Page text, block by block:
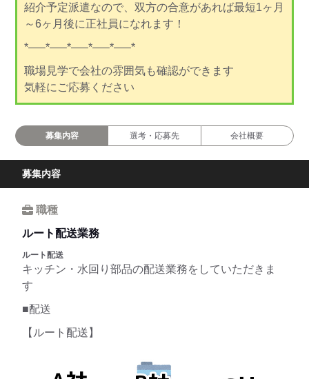
紹介予定派遣なので、双方の合意があれば最短1ヶ月
～6ヶ月後に正社員になれます！
*—–*—–*—–*—–*—–*
職場見学で会社の雰囲気も確認ができます
気軽にご応募ください
募集内容 選考・応募先 会社概要
募集内容
職種
ルート配送業務
ルート配送
キッチン・水回り部品の配送業務をしていただきま
す
■配送
【ルート配送】